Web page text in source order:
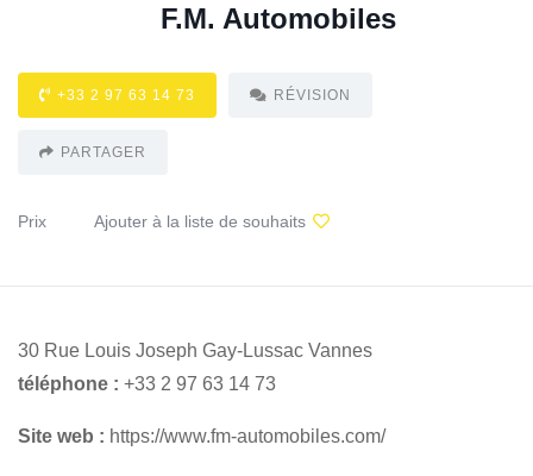
F.M. Automobiles
+33 2 97 63 14 73 RÉVISION
PARTAGER
Prix Ajouter à la liste de souhaits
30 Rue Louis Joseph Gay-Lussac Vannes
téléphone : +33 2 97 63 14 73
Site web : https://www.fm-automobiles.com/